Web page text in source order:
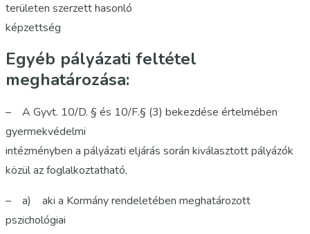
területen szerzett hasonló
képzettség
Egyéb pályázati feltétel
meghatározása:
– A Gyvt. 10/D. § és 10/F.§ (3) bekezdése értelmében
gyermekvédelmi
intézményben a pályázati eljárás során kiválasztott pályázók
közül az foglalkoztatható,
– a) aki a Kormány rendeletében meghatározott
pszichológiai